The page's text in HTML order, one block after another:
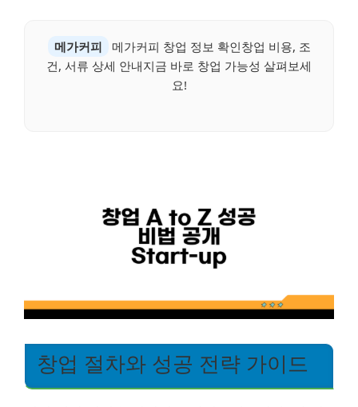
메가커피
메가커피 창업 정보 확인창업 비용, 조
건, 서류 상세 안내지금 바로 창업 가능성 살펴보세
요!
창업 절차와 성공 전략 가이드